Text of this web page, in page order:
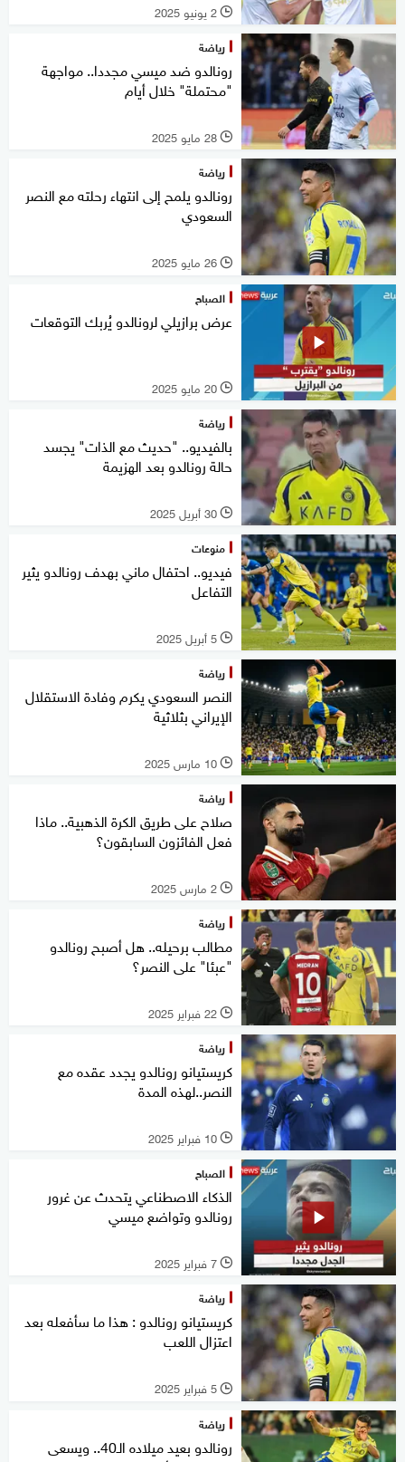
l 2 يونيو 2025
رياضة
رونالدو ضد ميسي مجددا.. مواجهة
"محتملة" خلال أيام
l 28 مايو 2025
رياضة
رونالدو يلمح إلى انتهاء رحلته مع النصر
السعودي
l 26 مايو 2025
الصباح
عرض برازيلي لرونالدو يُربك التوقعات
l 20 مايو 2025
رياضة
بالفيديو.. "حديث مع الذات" يجسد
حالة رونالدو بعد الهزيمة
l 30 أبريل 2025
منوعات
فيديو.. احتفال ماني بهدف رونالدو يثير
التفاعل
l 5 أبريل 2025
رياضة
النصر السعودي يكرم وفادة الاستقلال
الإيراني بثلاثية
l 10 مارس 2025
رياضة
صلاح على طريق الكرة الذهبية.. ماذا
فعل الفائزون السابقون؟
l 2 مارس 2025
رياضة
مطالب برحيله.. هل أصبح رونالدو
"عبئا" على النصر؟
l 22 فبراير 2025
رياضة
كريستيانو رونالدو يجدد عقده مع
النصر..لهذه المدة
l 10 فبراير 2025
الصباح
الذكاء الاصطناعي يتحدث عن غرور
رونالدو وتواضع ميسي
l 7 فبراير 2025
رياضة
كريستيانو رونالدو : هذا ما سأفعله بعد
اعتزال اللعب
l 5 فبراير 2025
رياضة
رونالدو بعيد ميلاده الـ40.. ويسعى